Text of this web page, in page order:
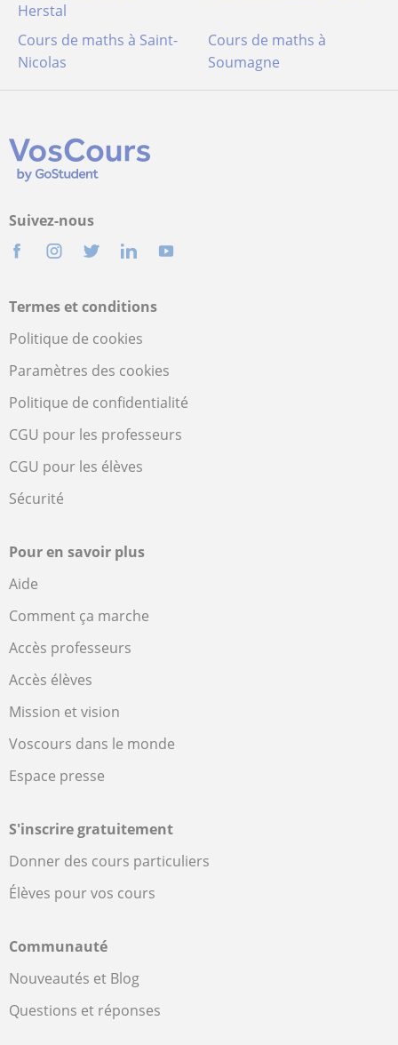
Herstal
Cours de maths à Saint-
Nicolas
Cours de maths à
Soumagne
Suivez-nous
Termes et conditions
Politique de cookies
Paramètres des cookies
Politique de confidentialité
CGU pour les professeurs
CGU pour les élèves
Sécurité
Pour en savoir plus
Aide
Comment ça marche
Accès professeurs
Accès élèves
Mission et vision
Voscours dans le monde
Espace presse
S'inscrire gratuitement
Donner des cours particuliers
Élèves pour vos cours
Communauté
Nouveautés et Blog
Questions et réponses